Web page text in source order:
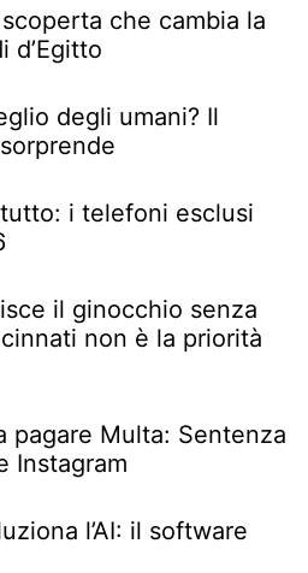
che cambia la
d’Egitto
degli umani? Il
i telefoni esclusi
il ginocchio senza
non è la priorità
pagare Multa: Sentenza
Instagram
l’AI: il software